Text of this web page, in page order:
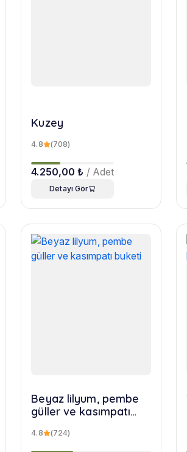
Kuzey
4.8 (708)
4.250,00 ₺ / Adet
Detayı Gör
Beyaz lilyum, pembe
güller ve kasımpatı
4.8 (724)